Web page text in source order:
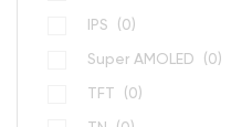
IPS (0)
Super AMOLED (0)
TFT (0)